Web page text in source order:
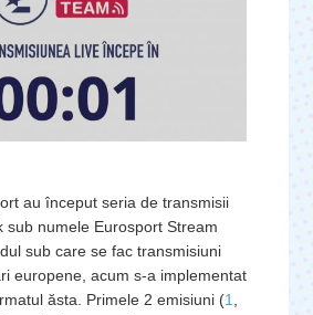
au început seria de transmisii
sub numele Eurosport Stream
sub care se fac transmisiuni
europene, acum s-a implementat
ăsta. Primele 2 emisiuni (1,